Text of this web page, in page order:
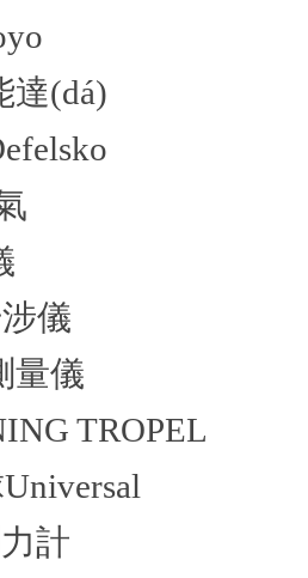
達(dá)
儀
量儀
TROPEL
計